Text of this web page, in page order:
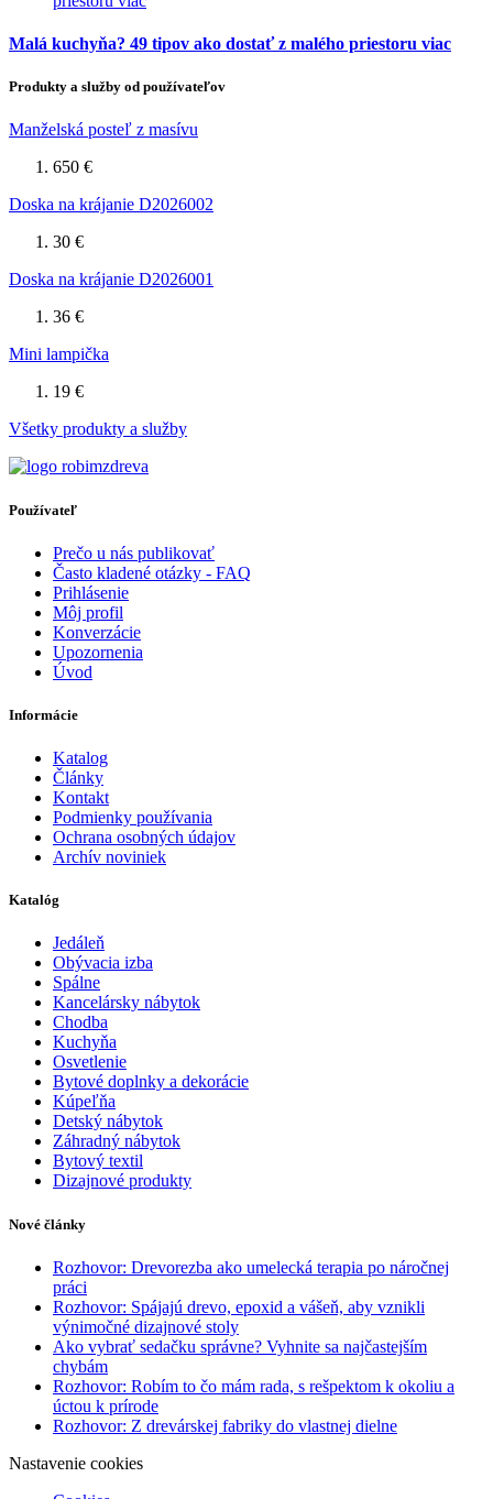
Malá kuchyňa? 49 tipov ako dostať z malého priestoru viac
Produkty a služby od používateľov
Manželská posteľ z masívu
650 €
Doska na krájanie D2026002
30 €
Doska na krájanie D2026001
36 €
Mini lampička
19 €
Všetky produkty a služby
Používateľ
Prečo u nás publikovať
Často kladené otázky - FAQ
Prihlásenie
Môj profil
Konverzácie
Upozornenia
Úvod
Informácie
Katalog
Články
Kontakt
Podmienky používania
Ochrana osobných údajov
Archív noviniek
Katalóg
Jedáleň
Obývacia izba
Spálne
Kancelársky nábytok
Chodba
Kuchyňa
Osvetlenie
Bytové doplnky a dekorácie
Kúpeľňa
Detský nábytok
Záhradný nábytok
Bytový textil
Dizajnové produkty
Nové články
Rozhovor: Drevorezba ako umelecká terapia po náročnej
práci
Rozhovor: Spájajú drevo, epoxid a vášeň, aby vznikli
výnimočné dizajnové stoly
Ako vybrať sedačku správne? Vyhnite sa najčastejším
chybám
Rozhovor: Robím to čo mám rada, s rešpektom k okoliu a
úctou k prírode
Rozhovor: Z drevárskej fabriky do vlastnej dielne
Nastavenie cookies